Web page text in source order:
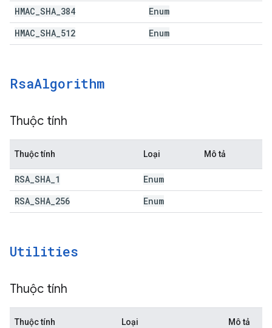
HMAC SHA 384
Enum
HMAC SHA 512 Enum
RsaAlgorithm
Thuộc tính
Thuộc tính Loại Mô tả
RSA SHA 1
Enum
RSA SHA 256 Enum
Utilities
Thuộc tính
Thuộc tính Loại Mô tả